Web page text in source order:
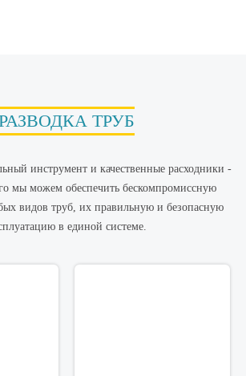
ТРУБ
инструмент и качественные расходники -
мы можем обеспечить бескомпромиссную
видов труб, их правильную и безопасную
в единой системе.